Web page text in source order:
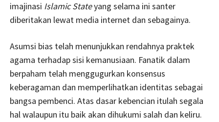
imajinasi Islamic Stateyang selama ini santer
diberitakan lewat media internet dan sebagainya.
Asumsi bias telah menunjukkan rendahnya praktek
agama terhadap sisi kemanusiaan. Fanatik dalam
berpaham telah menggugurkan konsensus
keberagaman dan memperlihatkan identitas sebagai
bangsa pembenci. Atas dasar kebencian itulah segala
hal walaupun itu baik akan dihukumi salah dan keliru.